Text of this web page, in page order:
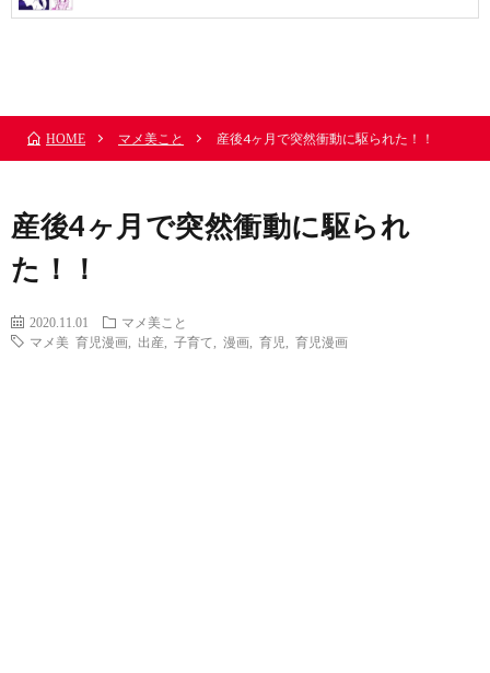
HOME マメ美こと 産後4ヶ月で突然衝動に駆られた！！
産後4ヶ月で突然衝動に駆られ
た！！
2020.11.01
マメ美こと
マメ美 育児漫画
出産 子育て 漫画 育児 育児漫画